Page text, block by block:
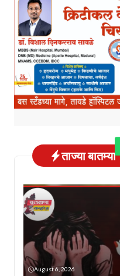
ताज्या बातम्या
August 6, 2026